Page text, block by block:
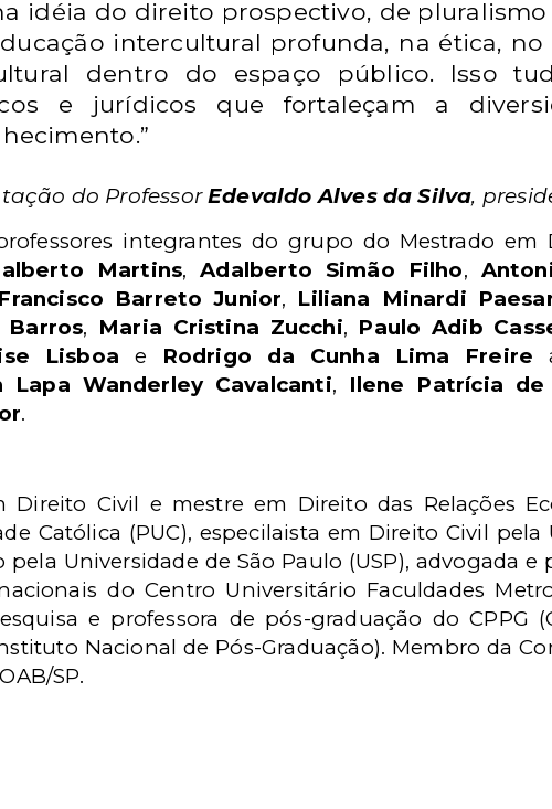
idéia do direito prospectivo, de
intercultural profunda, na ética, no
dentro do espaço público. Isso
e jurídicos que fortaleçam a
do ProfessorEdevaldo Alves da Silva,
integrantes do grupo do Mestrado em
Martins,Adalberto Simão Filho,
Barreto Junior, Liliana Minardi
, Maria Cristina Zucchi, Paulo Adib
Lisboa e Rodrigo da Cunha Lima Freire
Lapa Wanderley Cavalcanti, Ilene Patrícia de
.
Direito Civil e mestre em Direito das Relações
Católica (PUC), especilaista em Direito Civil pela
Universidade de São Paulo (USP), advogada e
do Centro Universitário Faculdades
e professora de pós-graduação do CPPG
Nacional de Pós-Graduação). Membro da
SP.